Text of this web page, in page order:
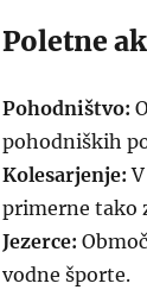
Poletne
Pohodništvo:
pohodniških
Kolesarjenje:
primerne tako
Jezerce:
vodne športe.